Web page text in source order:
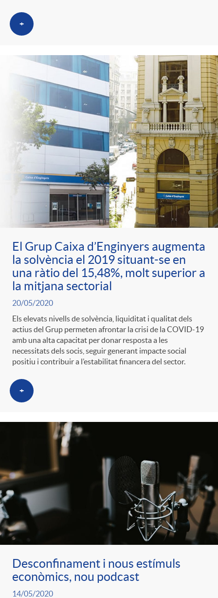
r
s
+
El Grup Caixa d’Enginyers augmenta
la solvència el 2019 situant-se en
una ràtio del 15,48%, molt superior a
la mitjana sectorial
20/05/2020
Els elevats nivells de solvència, liquiditat i qualitat dels
actius del Grup permeten afrontar la crisi de la COVID-19
amb una alta capacitat per donar resposta a les
necessitats dels socis, seguir generant impacte social
positiu i contribuir a l’estabilitat financera del sector.
+
Desconfinament i nous estímuls
econòmics, nou podcast
14/05/2020